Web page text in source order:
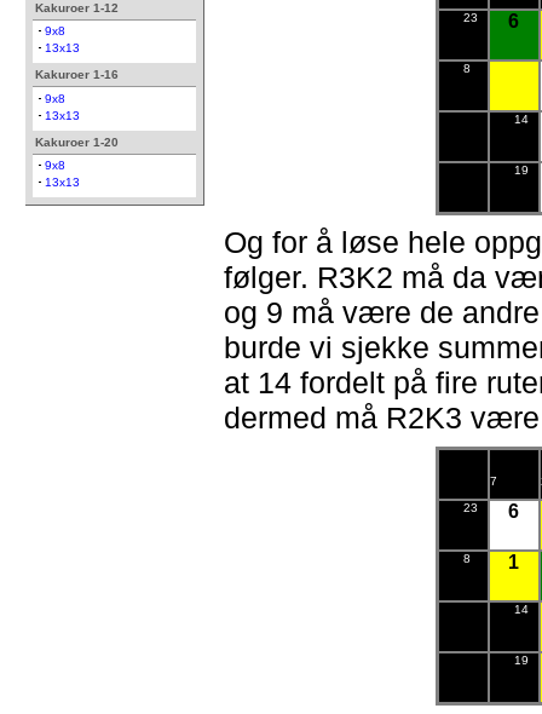
Kakuroer 1-12
9x8
13x13
Kakuroer 1-16
9x8
13x13
Kakuroer 1-20
9x8
13x13
23
6
8
14
19
Og for å løse hele
følger. R3K2 må da
og 9 må være de
burde vi sjekke
at 14 fordelt på fire
dermed må R2K3
7
23
6
8 1
14
19